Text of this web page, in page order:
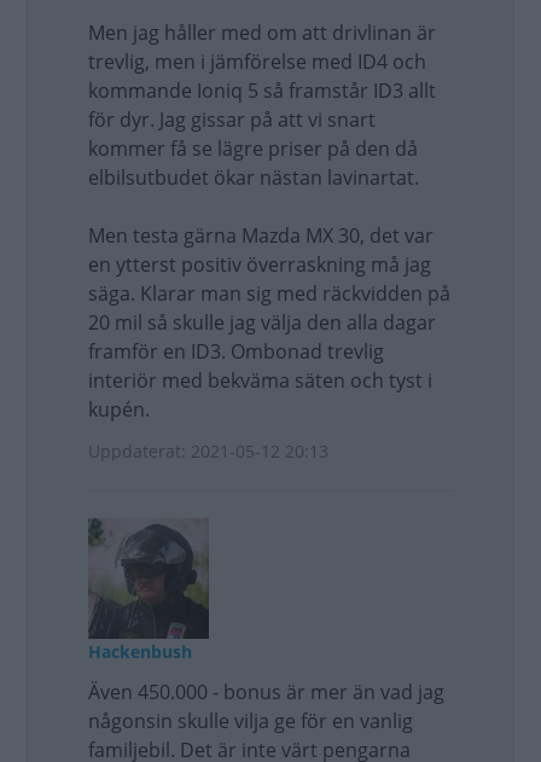
Men jag håller med om att drivlinan är
trevlig, men i jämförelse med ID4 och
kommande Ioniq 5 så framstår ID3 allt
för dyr. Jag gissar på att vi snart
kommer få se lägre priser på den då
elbilsutbudet ökar nästan lavinartat.
Men testa gärna Mazda MX 30, det var
en ytterst positiv överraskning må jag
säga. Klarar man sig med räckvidden på
20 mil så skulle jag välja den alla dagar
framför en ID3. Ombonad trevlig
interiör med bekväma säten och tyst i
kupén.
Uppdaterat: 2021-05-12 20:13
Hackenbush
Även 450.000 - bonus är mer än vad jag
någonsin skulle vilja ge för en vanlig
familjebil. Det är inte värt pengarna